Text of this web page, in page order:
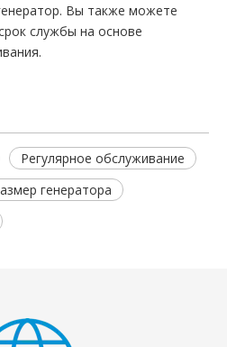
Вы также можете
службы на основе
Регулярное обслуживание
генератора